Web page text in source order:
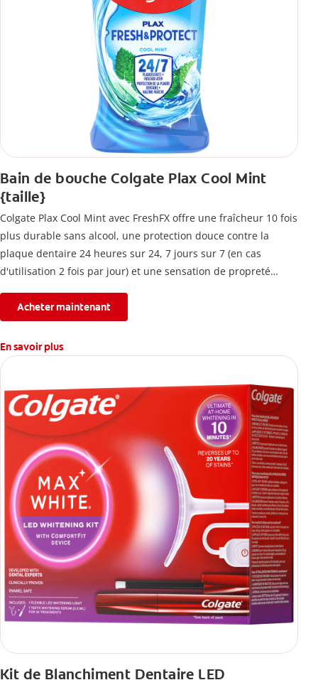
Bain de bouche Colgate Plax Cool Mint
{taille}
Colgate Plax Cool Mint avec FreshFX offre une fraîcheur 10 fois
plus durable sans alcool, une protection douce contre la
plaque dentaire 24 heures sur 24, 7 jours sur 7 (en cas
d'utilisation 2 fois par jour) et une sensation de propreté
Acheter maintenant
En savoir plus
Kit de Blanchiment Dentaire LED